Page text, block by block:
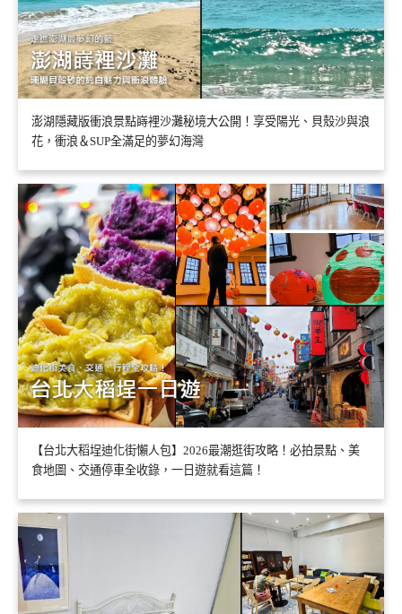
澎湖隱藏版衝浪景點嵵裡沙灘秘境大公開！享受陽光、貝殼沙與浪
花，衝浪＆SUP全滿足的夢幻海灣
【台北大稻埕迪化街懶人包】2026最潮逛街攻略！必拍景點、美
食地圖、交通停車全收錄，一日遊就看這篇！